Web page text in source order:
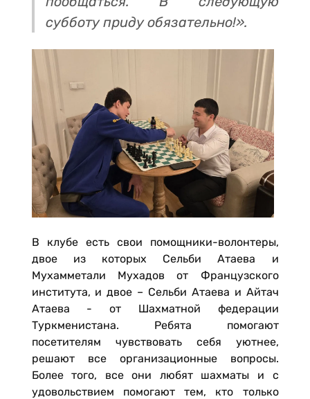
субботу приду обязательно!».
В клубе есть свои помощники-волонтеры,
двое из которых Сельби Атаева и
Мухамметали Мухадов от Французского
института, и двое – Сельби Атаева и Айтач
Атаева - от Шахматной федерации
Туркменистана. Ребята помогают
посетителям чувствовать себя уютнее,
решают все организационные вопросы.
Более того, все они любят шахматы и с
удовольствием помогают тем, кто только